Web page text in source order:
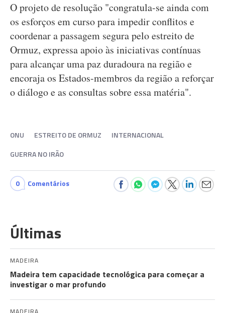
O projeto de resolução "congratula-se ainda com
os esforços em curso para impedir conflitos e
coordenar a passagem segura pelo estreito de
Ormuz, expressa apoio às iniciativas contínuas
para alcançar uma paz duradoura na região e
encoraja os Estados-membros da região a reforçar
o diálogo e as consultas sobre essa matéria".
ONU ESTREITO DE ORMUZ
INTERNACIONAL
GUERRA NO IRÃO
0 Comentários
Últimas
MADEIRA
Madeira tem capacidade tecnológica para começar a
investigar o mar profundo